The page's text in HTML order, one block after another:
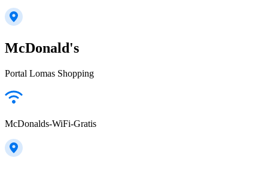
McDonald's
Portal Lomas Shopping
McDonalds-WiFi-Gratis